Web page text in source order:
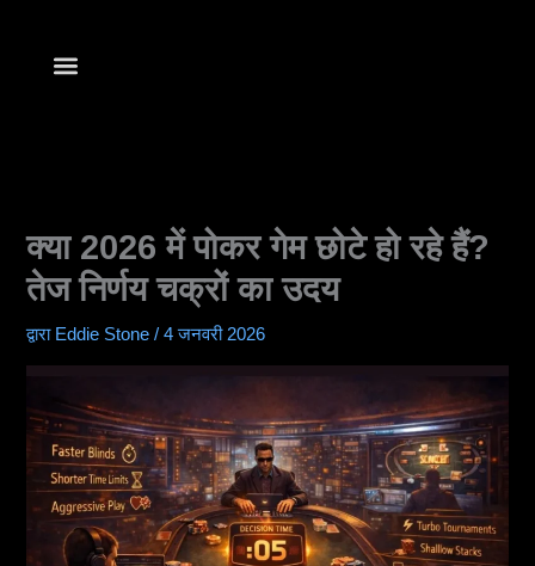
क्या 2026 में पोकर गेम छोटे हो रहे हैं?
तेज निर्णय चक्रों का उदय
द्वारा Eddie Stone/4 जनवरी 2026